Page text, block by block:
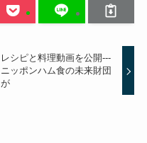
レシピと料理動画を公開---
ニッポンハム食の未来財団
が